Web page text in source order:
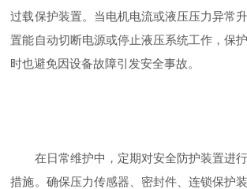
过载保护装置。当电机电流或液压压力异常
置能自动切断电源或停止液压系统工作，保
时也避免因设备故障引发安全事故。
在日常维护中，定期对安全防护装置进
措施。确保压力传感器、密封件、连锁保护